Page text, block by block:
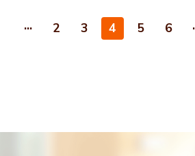
... 2 3 4 5 6